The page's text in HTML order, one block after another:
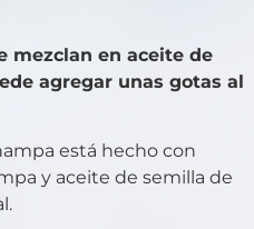
mezclan en aceite de
agregar unas gotas al
está hecho con
y aceite de semilla de